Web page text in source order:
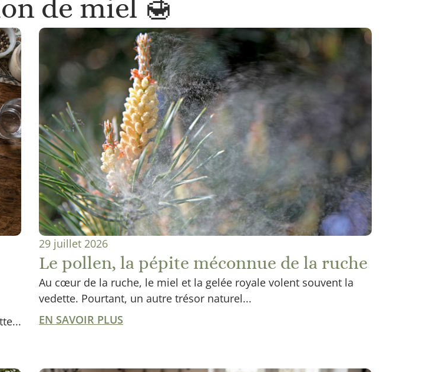
de miel 🍯
29 juillet 2026
Le pollen, la pépite méconnue de la ruche
Au cœur de la ruche, le miel et la gelée royale volent souvent la
vedette. Pourtant, un autre trésor naturel...
EN SAVOIR PLUS